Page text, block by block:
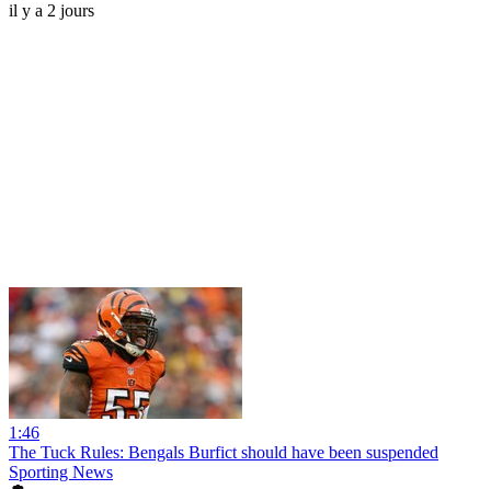
il y a 2 jours
1:46
The Tuck Rules: Bengals Burfict should have been suspended
Sporting News